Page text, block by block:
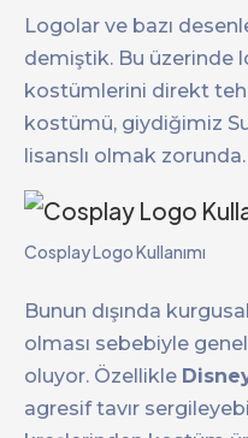
Logolar ve bazı
demiştik. Bu üzerinde
kostümlerini direkt
kostümü, giydiğimiz
lisanslı olmak zorunda.
Cosplay Logo Kullanımı
Bunun dışında
olması sebebiyle
oluyor. Özellikle
agresif tavır